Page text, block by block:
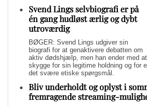
Svend Lings selvbiografi er på
én gang hudløst ærlig og dybt
utroværdig
BØGER: Svend Lings udgiver sin
biografi for at genaktivere debatten om
aktiv dødshjælp, men han ender med at
skygge for sin legitime holdning og for
det svære etiske spørgsmål.
Bliv underholdt og oplyst i
fremragende streaming-